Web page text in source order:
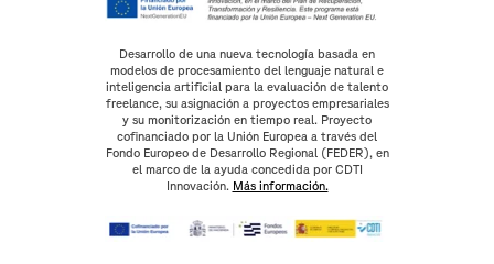
Desarrollo de una nueva tecnología basada en
modelos de procesamiento del lenguaje natural e
inteligencia artificial para la evaluación de talento
freelance, su asignación a proyectos empresariales
y su monitorización en tiempo real. Proyecto
cofinanciado por la Unión Europea a través del
Fondo Europeo de Desarrollo Regional (FEDER), en
el marco de la ayuda concedida por CDTI
Innovación. Más información.